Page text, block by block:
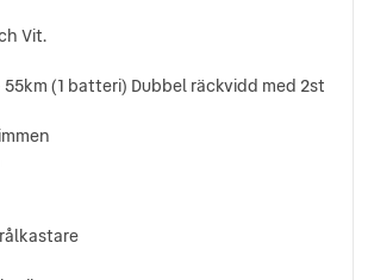
Vit.
55km (1 batteri) Dubbel räckvidd med 2st